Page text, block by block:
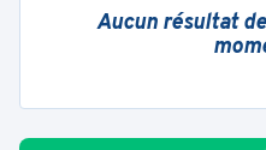
Aucun résultat